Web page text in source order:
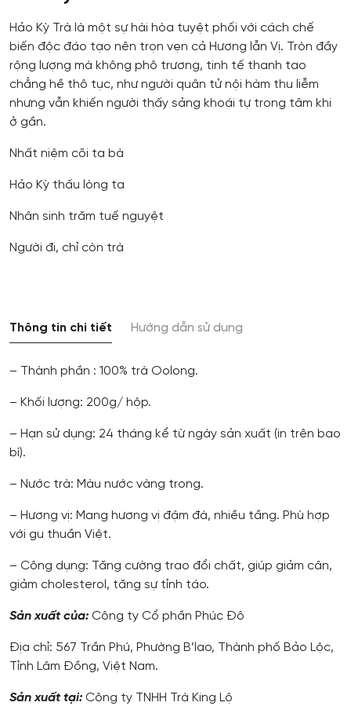
Hảo Kỳ Trà là một sự hài hòa tuyệt phối với cách chế
biến độc đáo tạo nên trọn vẹn cả Hương lẫn Vị. Tròn đầy
rộng lượng mà không phô trương, tinh tế thanh tao
chẳng hề thô tục, như người quân tử nội hàm thu liễm
nhưng vẫn khiến người thấy sảng khoái tự trong tâm khi
ở gần.
Nhất niệm cõi ta bà
Hảo Kỳ thấu lòng ta
Nhân sinh trăm tuế nguyệt
Người đi, chỉ còn trà
Thông tin chi tiết Hướng dẫn sử dụng
– Thành phần : 100% trà Oolong.
– Khối lượng: 200g/ hộp.
– Hạn sử dụng: 24 tháng kể từ ngày sản xuất (in trên bao
bì).
– Nước trà: Màu nước vàng trong.
– Hương vị: Mang hương vị đậm đà, nhiều tầng. Phù hợp
với gu thuần Việt.
– Công dụng: Tăng cường trao đổi chất, giúp giảm cân,
giảm cholesterol, tăng sự tỉnh táo.
Sản xuất của: Công ty Cổ phần Phúc Đô
Địa chỉ: 567 Trần Phú, Phường B’lao, Thành phố Bảo Lộc,
Tỉnh Lâm Đồng, Việt Nam.
Sản xuất tại: Công ty TNHH Trà King Lộ